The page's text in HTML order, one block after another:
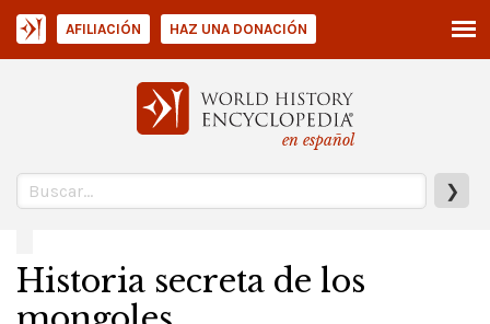
en español
❯
AFILIACIÓN HAZ UNA DONACIÓN
Historia secreta de los